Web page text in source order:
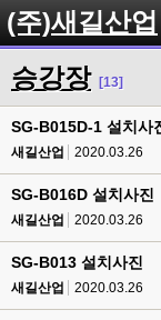
(주)새길산업
승강장 [13]
SG-B015D-1 설치사
새길산업 2020.03.26
SG-B016D 설치사진
새길산업 2020.03.26
SG-B013 설치사진
새길산업 2020.03.26